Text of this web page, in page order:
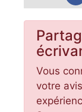
Vous
votre